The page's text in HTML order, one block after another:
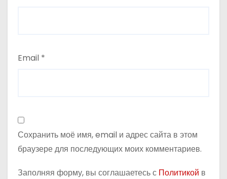
Email *
Сохранить моё имя, email и адрес сайта в этом
браузере для последующих моих комментариев.
Заполняя форму, вы соглашаетесь с Политикой в